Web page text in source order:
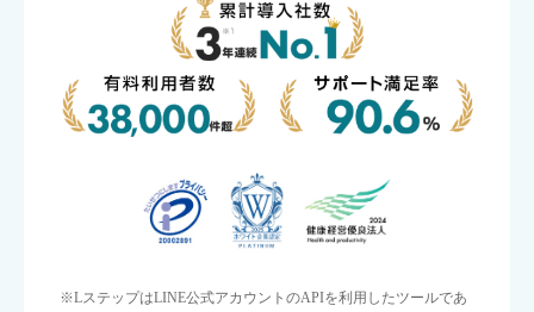
※LステップはLINE公式アカウントのAPIを利用したツールであ